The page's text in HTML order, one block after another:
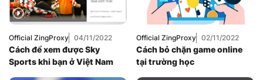
Thuê Proxy US,
Uncategorized
Official ZingProxy 04/11/2022
Cách để xem được Sky
Sports khi bạn ở Việt Nam
Thuê Proxy US,
Thuê Proxy Việt
Nam,
Uncategorized
Official ZingProxy 02/11/2022
Cách bỏ chặn game online
tại trường học